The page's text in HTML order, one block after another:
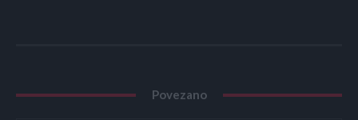
Povezano